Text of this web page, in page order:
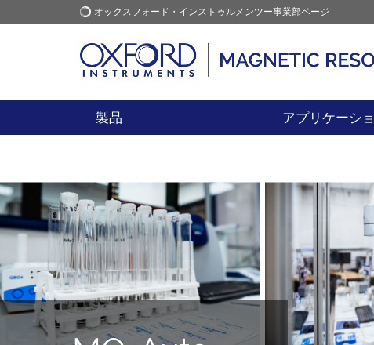
オックスフォード・インストゥルメンツー事業部ページ
オックスフォード・インス
トゥルメンツ
アプリケーション
製品 アプリケーシ